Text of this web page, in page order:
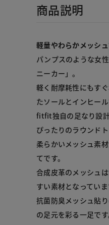
商品説明
軽量やわらかメッシ
パンプスのような女
ニーカー」。
軽く耐摩耗性にもす
たソールとインヒー
fitfit独自の足なり設
ぴったりのラウンド
柔らかいメッシュ素
てです。
合成皮革のメッシュ
すい素材となっていま
抗菌防臭メッシュ貼
の足元を彩る一足です